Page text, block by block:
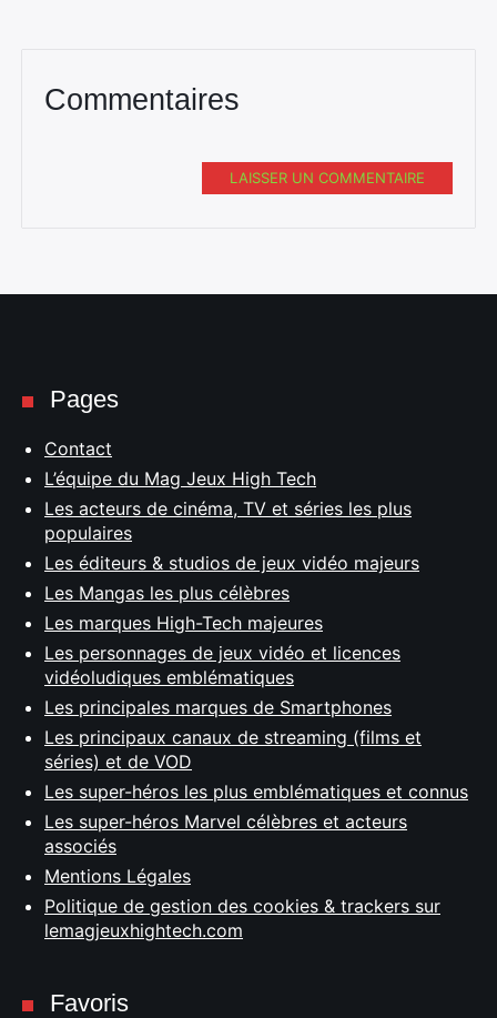
Commentaires
LAISSER UN COMMENTAIRE
Pages
Contact
L’équipe du Mag Jeux High Tech
Les acteurs de cinéma, TV et séries les plus
populaires
Les éditeurs & studios de jeux vidéo majeurs
Les Mangas les plus célèbres
Les marques High-Tech majeures
Les personnages de jeux vidéo et licences
vidéoludiques emblématiques
Les principales marques de Smartphones
Les principaux canaux de streaming (films et
séries) et de VOD
Les super-héros les plus emblématiques et connus
Les super-héros Marvel célèbres et acteurs
associés
Mentions Légales
Politique de gestion des cookies & trackers sur
lemagjeuxhightech.com
Favoris